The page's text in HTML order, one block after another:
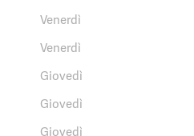
Venerdì
Venerdì
Giovedì
Giovedì
Giovedì